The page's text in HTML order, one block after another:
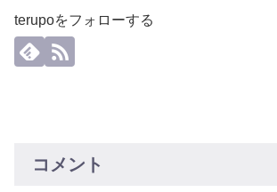
terupoをフォローする
コメント